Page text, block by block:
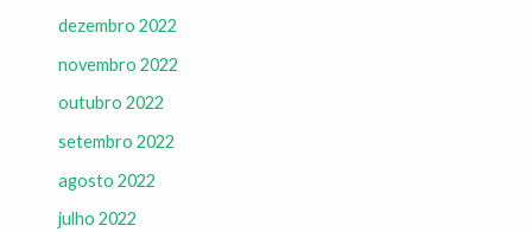
dezembro 2022
novembro 2022
outubro 2022
setembro 2022
agosto 2022
julho 2022